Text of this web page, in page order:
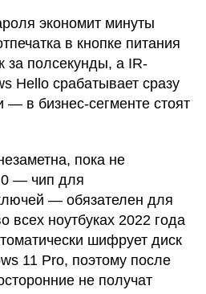
экономит минуты
в кнопке питания
за полсекунды, а IR-
Hello срабатывает сразу
— в бизнес-сегменте стоят
пока не
— чип для
— обязателен для
всех ноутбуках 2022 года
шифрует диск
11 Pro, поэтому после
не получат